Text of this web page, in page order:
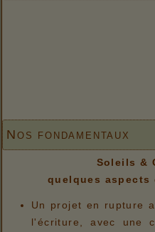
Nos fondamentaux
Soleils &
quelques aspects
Un projet en rupture
l'écriture, avec une